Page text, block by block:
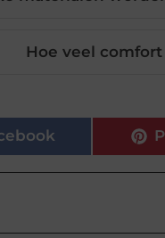
Hoe veel